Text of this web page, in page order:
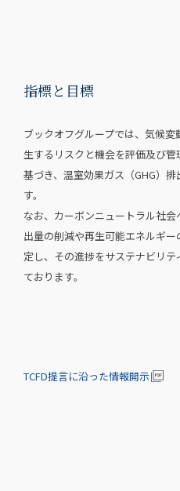
指標と目標
ブックオフグループでは、気候
生するリスクと機会を評価及び
基づき、温室効果ガス（GHG）
す。
なお、カーボンニュートラル社
出量の削減や再生可能エネルギ
定し、その進捗をサステナビリ
ております。
TCFD提言に沿った情報開示